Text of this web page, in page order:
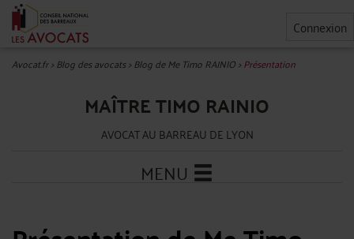
Connexion
Avocat.fr>Blog des avocats>Blog de Me Timo RAINIO>Présentation
MAÎTRE TIMO RAINIO
AVOCAT AU BARREAU DE LYON
MENU